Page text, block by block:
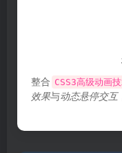
整合 CSS3高级动画
效果与动态悬停交互